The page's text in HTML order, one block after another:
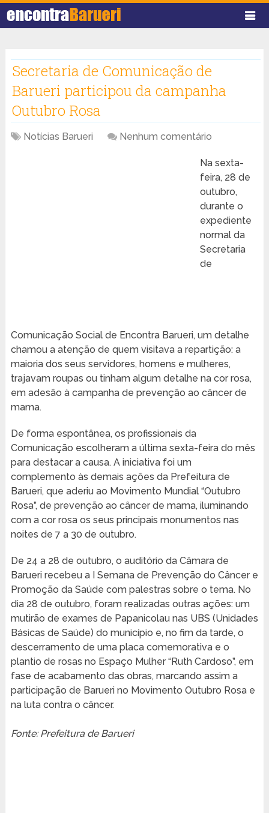
Secretaria de Comunicação de
Barueri participou da campanha
Outubro Rosa
Notícias Barueri Nenhum comentário
Na sexta-
feira, 28 de
outubro,
durante o
expediente
normal da
Secretaria
de
Comunicação Social de Encontra Barueri, um detalhe
chamou a atenção de quem visitava a repartição: a
maioria dos seus servidores, homens e mulheres,
trajavam roupas ou tinham algum detalhe na cor rosa,
em adesão à campanha de prevenção ao câncer de
mama.
De forma espontânea, os profissionais da
Comunicação escolheram a última sexta-feira do mês
para destacar a causa. A iniciativa foi um
complemento às demais ações da Prefeitura de
Barueri, que aderiu ao Movimento Mundial “Outubro
Rosa”, de prevenção ao câncer de mama, iluminando
com a cor rosa os seus principais monumentos nas
noites de 7 a 30 de outubro.
De 24 a 28 de outubro, o auditório da Câmara de
Barueri recebeu a I Semana de Prevenção do Câncer e
Promoção da Saúde com palestras sobre o tema. No
dia 28 de outubro, foram realizadas outras ações: um
mutirão de exames de Papanicolau nas UBS (Unidades
Básicas de Saúde) do município e, no fim da tarde, o
descerramento de uma placa comemorativa e o
plantio de rosas no Espaço Mulher “Ruth Cardoso”, em
fase de acabamento das obras, marcando assim a
participação de Barueri no Movimento Outubro Rosa e
na luta contra o câncer.
Fonte: Prefeitura de Barueri